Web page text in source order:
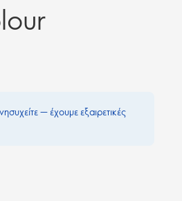
— έχουμε εξαιρετικές